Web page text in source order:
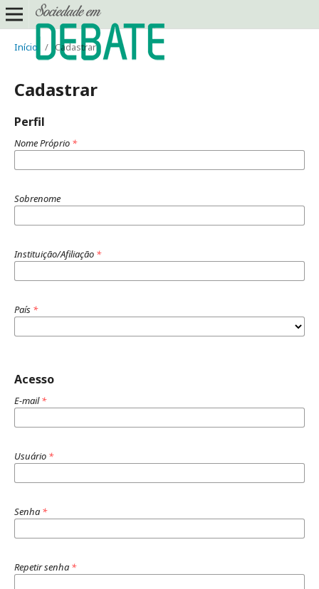
Início / Cadastrar
Cadastrar
Perfil
Nome Próprio *
Sobrenome
Instituição/Afiliação *
País *
Acesso
E-mail*
Usuário *
Senha *
Repetir senha *